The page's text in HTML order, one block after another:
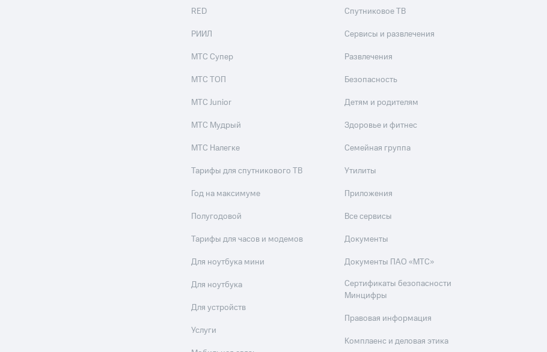
RED
РИИЛ
МТС Супер
МТС ТОП
МТС Junior
МТС Мудрый
МТС Налегке
Тарифы для спутникового ТВ
Год на максимуме
Полугодовой
Тарифы для часов и модемов
Для ноутбука мини
Для ноутбука
Для устройств
Услуги
Спутниковое ТВ
Сервисы и развлечения
Развлечения
Безопасность
Детям и родителям
Здоровье и фитнес
Семейная группа
Утилиты
Приложения
Все сервисы
Документы
Документы ПАО «МТС»
Сертификаты безопасности
Минцифры
Правовая информация
Комплаенс и деловая этика